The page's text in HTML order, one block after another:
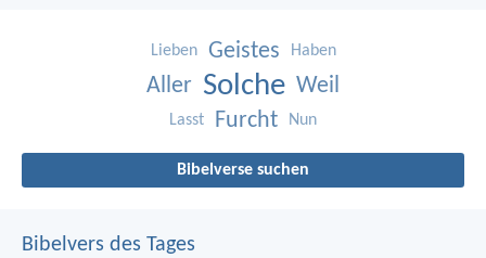
Lieben Geistes Haben
Aller Solche Weil
Lasst Furcht Nun
Bibelverse suchen
Bibelvers des Tages